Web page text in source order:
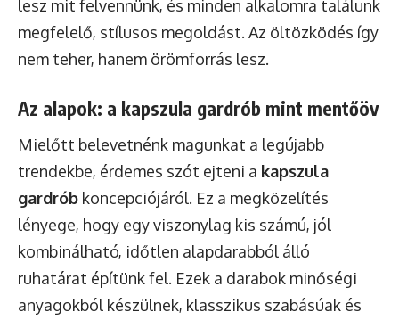
lesz mit felvennünk, és minden alkalomra találunk
megfelelő, stílusos megoldást. Az öltözködés így
nem teher, hanem örömforrás lesz.
Az alapok: a kapszula gardrób mint mentőöv
Mielőtt belevetnénk magunkat a legújabb
trendekbe, érdemes szót ejteni a kapszula
gardrób koncepciójáról. Ez a megközelítés
lényege, hogy egy viszonylag kis számú, jól
kombinálható, időtlen alapdarabból álló
ruhatárat építünk fel. Ezek a darabok minőségi
anyagokból készülnek, klasszikus szabásúak és